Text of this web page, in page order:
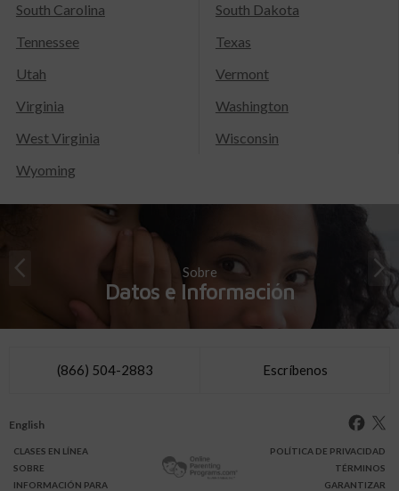
South Carolina
South Dakota
Tennessee
Texas
Utah
Vermont
Virginia
Washington
West Virginia
Wisconsin
Wyoming
Sobre
Datos e Información
(866) 504-2883 Escríbenos
English
CLASES EN LÍNEA
SOBRE
INFORMACIÓN PARA
POLÍTICA DE PRIVACIDAD
TÉRMINOS
GARANTIZAR